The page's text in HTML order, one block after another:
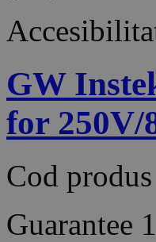
GW
for
Cod produs
Guarantee